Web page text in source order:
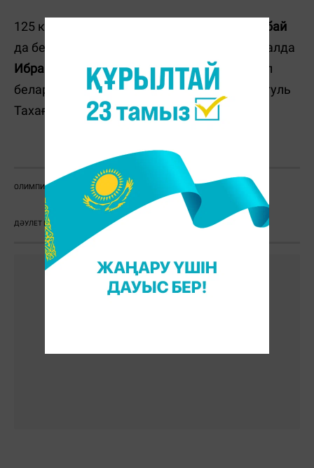
125 келіге дейінгі салмақта
Дәулет Шабанбай
да беларусь балуанына жол берді. 1/8 финалда
Ибрагим Сайдовқа7:0 есебімен жеңілді. Ал
беларусь балуаны екінші кезеңде түрік Ахгуль
Тахаға 11:0 есебімен ұтылды.
О. Сансызбай
ОЛИМПИАДА 2016 РИО 2016 БРАЗИЛИЯ ҚАЗАҚСТАН ҚҰРАМАСЫ
ДӘУЛЕТ ШАБАНБАЙ